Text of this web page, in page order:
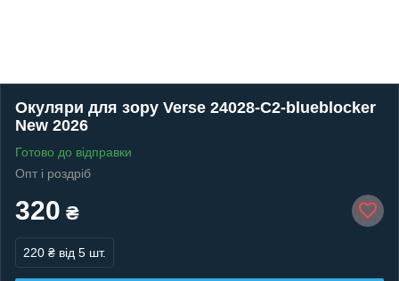
Окуляри для зору Verse 24028-C2-blueblocker
New 2026
Готово до відправки
Опт і роздріб
320 ₴
220 ₴ від 5 шт.